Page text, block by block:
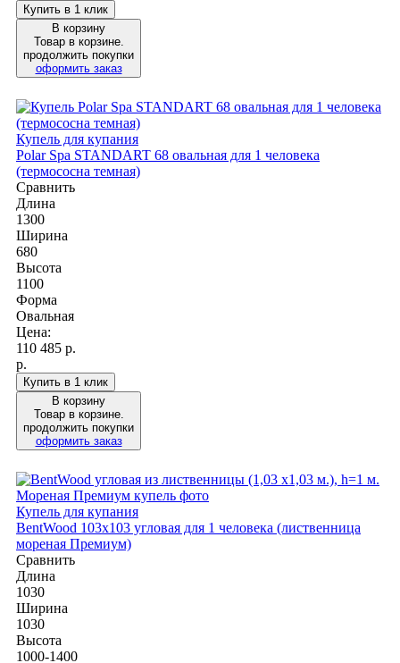
Купить в 1 клик
В корзину
Товар в корзине.
продолжить покупки
оформить заказ
Купель для купания
Polar Spa STANDART 68 овальная для 1 человека
(термососна темная)
Сравнить
Длина
1300
Ширина
680
Высота
1100
Форма
Овальная
Цена:
110 485 р.
р.
Купить в 1 клик
В корзину
Товар в корзине.
продолжить покупки
оформить заказ
Купель для купания
BentWood 103х103 угловая для 1 человека (лиственница
мореная Премиум)
Сравнить
Длина
1030
Ширина
1030
Высота
1000-1400